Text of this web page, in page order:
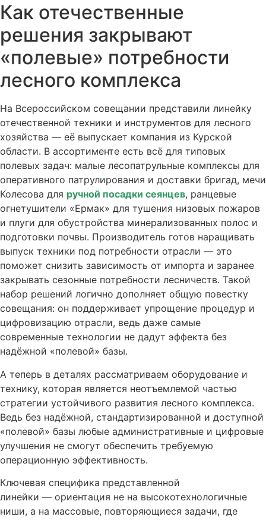
Как отечественные
решения закрывают
«полевые» потребности
лесного комплекса
На Всероссийском совещании представили линейку
отечественной техники и инструментов для лесного
хозяйства — её выпускает компания из Курской
области. В ассортименте есть всё для типовых
полевых задач: малые лесопатрульные комплексы для
оперативного патрулирования и доставки бригад, мечи
Колесова для ручной посадки сеянцев, ранцевые
огнетушители «Ермак» для тушения низовых пожаров
и плуги для обустройства минерализованных полос и
подготовки почвы. Производитель готов наращивать
выпуск техники под потребности отрасли — это
поможет снизить зависимость от импорта и заранее
закрывать сезонные потребности лесничеств. Такой
набор решений логично дополняет общую повестку
совещания: он поддерживает упрощение процедур и
цифровизацию отрасли, ведь даже самые
современные технологии не дадут эффекта без
надёжной «полевой» базы.
А теперь в деталях рассматриваем оборудование и
технику, которая является неотъемлемой частью
стратегии устойчивого развития лесного комплекса.
Ведь без надёжной, стандартизированной и доступной
«полевой» базы любые административные и цифровые
улучшения не смогут обеспечить требуемую
операционную эффективность.
Ключевая специфика представленной
линейки — ориентация не на высокотехнологичные
ниши, а на массовые, повторяющиеся задачи, где